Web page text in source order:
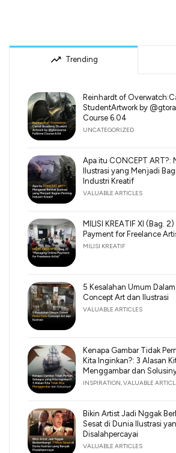
trending_up Trending
Reinhardt of
StudentArtwork by
Course 6.04
UNCATEGORIZED
Apa itu CONCEPT ART?:
Ilustrasi yang Menjadi
Industri Kreatif
VALUABLE ARTICLES
MILISI KREATIF XI (Bag.
Payment for Freelance
MILISI KREATIF
5 Kesalahan Umum
Concept Art dan Ilustrasi
VALUABLE ARTICLES
Kenapa Gambar Tidak
Kita Inginkan?: 3 Alasan
Menggambar dan
INSPIRATION,VALUABLE
Bikin Artist Jadi Nggak
Sesat di Dunia Ilustrasi
Disalahpercayai
VALUABLE ARTICLES